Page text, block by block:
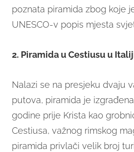
poznata piramida zbog koje
UNESCO-v popis mjesta
2. Piramida u Cestiusu u
Nalazi se na presjeku dvaju
putova, piramida je izgrađena
godine prije Krista kao
Cestiusa, važnog rimskog
piramida privlači velik broj